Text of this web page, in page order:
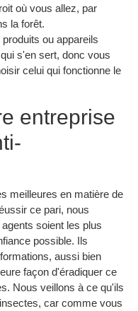
où vous allez, par
la forêt.
ou appareils
s'en sert, donc vous
celui qui fonctionne le
entreprise
meilleures en matière de
ce pari, nous
soient les plus
possible. Ils
aussi bien
façon d'éradiquer ce
Nous veillons à ce qu'ils
car comme vous